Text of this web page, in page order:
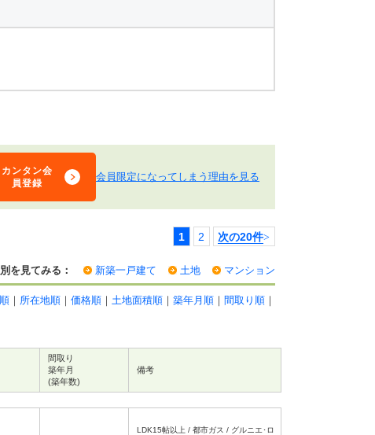
カンタン会
員登録
会員限定になってしまう理由を見る
1 2 次の20件>
を見てみる： 新築一戸建て 土地 マンション
｜ 所在地順 ｜ 価格順 ｜ 土地面積順 ｜ 築年月順 ｜ 間取り順 ｜
間取り
築年月
(築年数)
備考
LDK15帖以上 / 都市ガス / グルニエ･ロ